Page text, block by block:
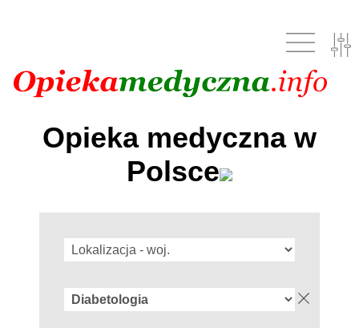
Opieka medyczna w
Polsce